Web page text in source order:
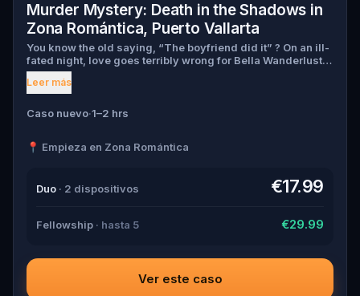
Murder Mystery: Death in the Shadows in
Zona Romántica, Puerto Vallarta
You know the old saying, “The boyfriend did it” ? On an ill-
fated night, love goes terribly wrong for Bella Wanderlust
and Walter Bridges . Bella, a famous travel blogger, was
found dead during a ghost tour led by the theatrical Percy
Walter, the obsessed boyfriend? Percy, the ghost tour
suspects, and expose the real murderer before they strike
Leer más
Caso nuevo·1–2 hrs
📍 Empieza en Zona Romántica
Duo · 2 dispositivos €17.99
Fellowship · hasta 5 €29.99
Ver este caso